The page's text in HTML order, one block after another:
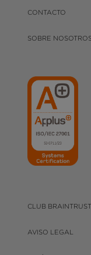
CONTACTO
SOBRE
CLUB BRAINTRUST
AVISO LEGAL